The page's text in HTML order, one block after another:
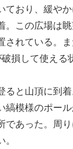
ており、緩や
。この広場は
されている。
損して使える
と山頂に到
縞模様のポー
であった。周